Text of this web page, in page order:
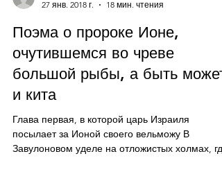
27 янв. 2018 г.
18 мин. чтения